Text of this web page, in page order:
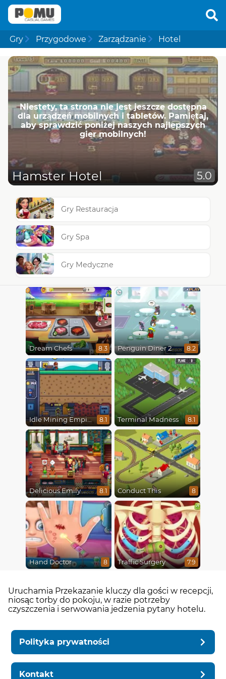
Gry Przygodowe Zarządzanie Hotel
Niestety, ta strona nie jest jeszcze dostępna
dla urządzeń mobilnych i tabletów. Pamiętaj,
aby sprawdzić poniżej naszych najlepszych
gier mobilnych!
Hamster Hotel 5.0
Gry Restauracja
Gry Spa
Gry Medyczne
Dream Chefs 8.3 Penguin Diner 2 8.2
Idle Mining Empire 8.1 Terminal Madness 8.1
Delicious Emily New Beginning 8.1 Conduct This 8
Hand Doctor 8 Traffic Surgery 7.9
Uruchamia Przekazanie kluczy dla gości w recepcji,
niosąc torby do pokoju, w razie potrzeby
czyszczenia i serwowania jedzenia pytany hotelu.
Polityka prywatności
Kontakt